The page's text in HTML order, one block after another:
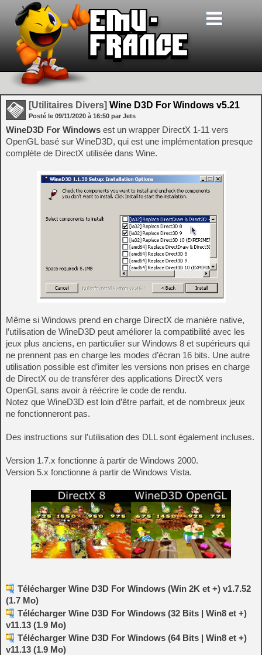
[Utilitaires Divers] Wine D3D For Windows v5.21
Posté le 09/11/2020 à 16:50 par Jets
WineD3D For Windows est un wrapper DirectX 1-11 vers
OpenGL basé sur WineD3D, qui est une implémentation presque
complète de DirectX utilisée dans Wine.
Même si Windows prend en charge DirectX de manière native,
l’utilisation de WineD3D peut améliorer la compatibilité avec les
jeux plus anciens, en particulier sur Windows 8 et supérieurs qui
ne prennent pas en charge les modes d’écran 16 bits. Une autre
utilisation possible est d’imiter les versions non prises en charge
de DirectX ou de transférer des applications DirectX vers
OpenGL sans avoir à réécrire le code de rendu.
Notez que WineD3D est loin d’être parfait, et de nombreux jeux
ne fonctionneront pas.
Des instructions sur l’utilisation des DLL sont également incluses.
Version 1.7.x fonctionne à partir de Windows 2000.
Version 5.x fonctionne à partir de Windows Vista.
Télécharger Wine D3D For Windows (Win 2K et +) v1.7.52
(1.7 Mo)
Télécharger Wine D3D For Windows (32 Bits | Win8 et +)
v11.13 (1.9 Mo)
Télécharger Wine D3D For Windows (64 Bits | Win8 et +)
v11.13 (1.9 Mo)